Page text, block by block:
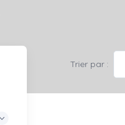
Trier par :